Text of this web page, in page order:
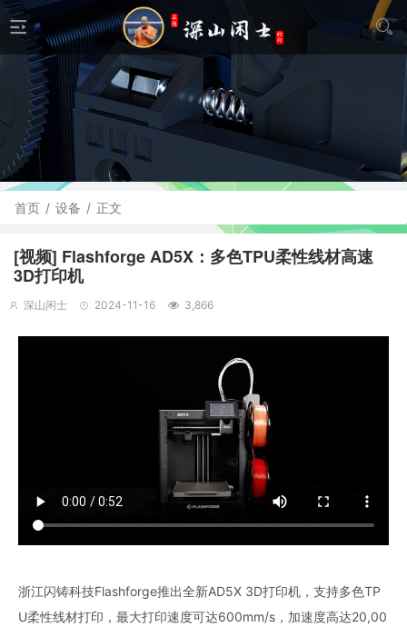
首页 / 设备 / 正文
[视频] Flashforge AD5X：多色TPU柔性线材高速
3D打印机
深山闲士 2024-11-16 3,866
浙江闪铸科技Flashforge推出全新AD5X 3D打印机，支持多色TP
U柔性线材打印，最大打印速度可达600mm/s，加速度高达20,00